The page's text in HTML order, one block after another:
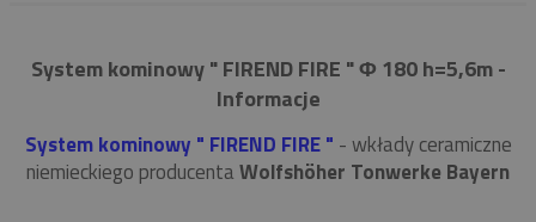
System kominowy " FIREND FIRE " Φ 180 h=5,6m -
Informacje
System kominowy " FIREND FIRE " - wkłady ceramiczne
niemieckiego producentaWolfshöher Tonwerke Bayern